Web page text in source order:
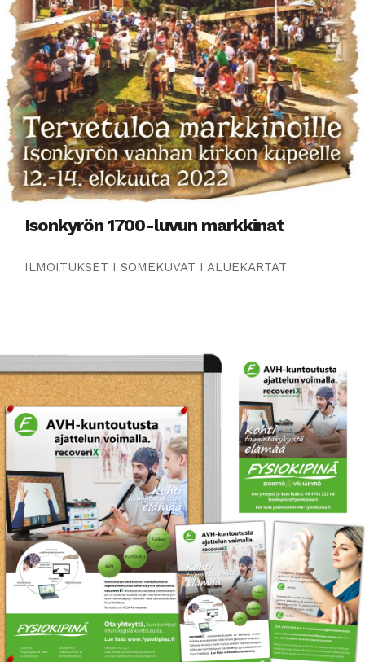
Isonkyrön 1700-luvun markkinat
ILMOITUKSET I SOMEKUVAT I ALUEKARTAT